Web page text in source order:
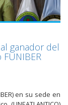
ganador del
en su sede en